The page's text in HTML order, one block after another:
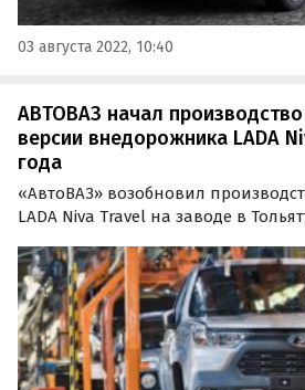
03 августа 2022, 10:40
АВТОВАЗ начал
версии внедорожника LADA
года
«АвтоВАЗ» возобновил
LADA Niva Travel на заводе в
модельного года. Об этом портал
сообщения пресс-службы